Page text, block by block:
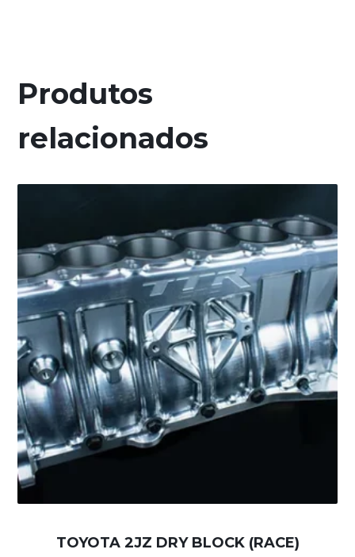
Produtos
relacionados
TOYOTA 2JZ DRY BLOCK (RACE)